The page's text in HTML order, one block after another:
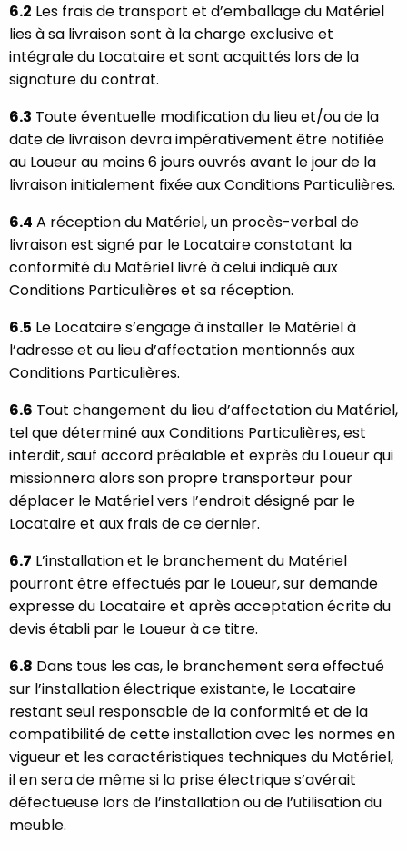
6.2 Les frais de transport et d’emballage du Matériel
lies à sa livraison sont à la charge exclusive et
intégrale du Locataire et sont acquittés lors de la
signature du contrat.
6.3 Toute éventuelle modification du lieu et/ou de la
date de livraison devra impérativement être notifiée
au Loueur au moins 6 jours ouvrés avant le jour de la
livraison initialement fixée aux Conditions Particulières.
6.4 A réception du Matériel, un procès-verbal de
livraison est signé par le Locataire constatant la
conformité du Matériel livré à celui indiqué aux
Conditions Particulières et sa réception.
6.5 Le Locataire s’engage à installer le Matériel à
l’adresse et au lieu d’affectation mentionnés aux
Conditions Particulières.
6.6 Tout changement du lieu d’affectation du Matériel,
tel que déterminé aux Conditions Particulières, est
interdit, sauf accord préalable et exprès du Loueur qui
missionnera alors son propre transporteur pour
déplacer le Matériel vers I’endroit désigné par le
Locataire et aux frais de ce dernier.
6.7 L’installation et le branchement du Matériel
pourront être effectués par le Loueur, sur demande
expresse du Locataire et après acceptation écrite du
devis établi par le Loueur à ce titre.
6.8 Dans tous les cas, le branchement sera effectué
sur l’installation électrique existante, le Locataire
restant seul responsable de la conformité et de la
compatibilité de cette installation avec les normes en
vigueur et les caractéristiques techniques du Matériel,
il en sera de même si la prise électrique s’avérait
défectueuse lors de l’installation ou de l’utilisation du
meuble.